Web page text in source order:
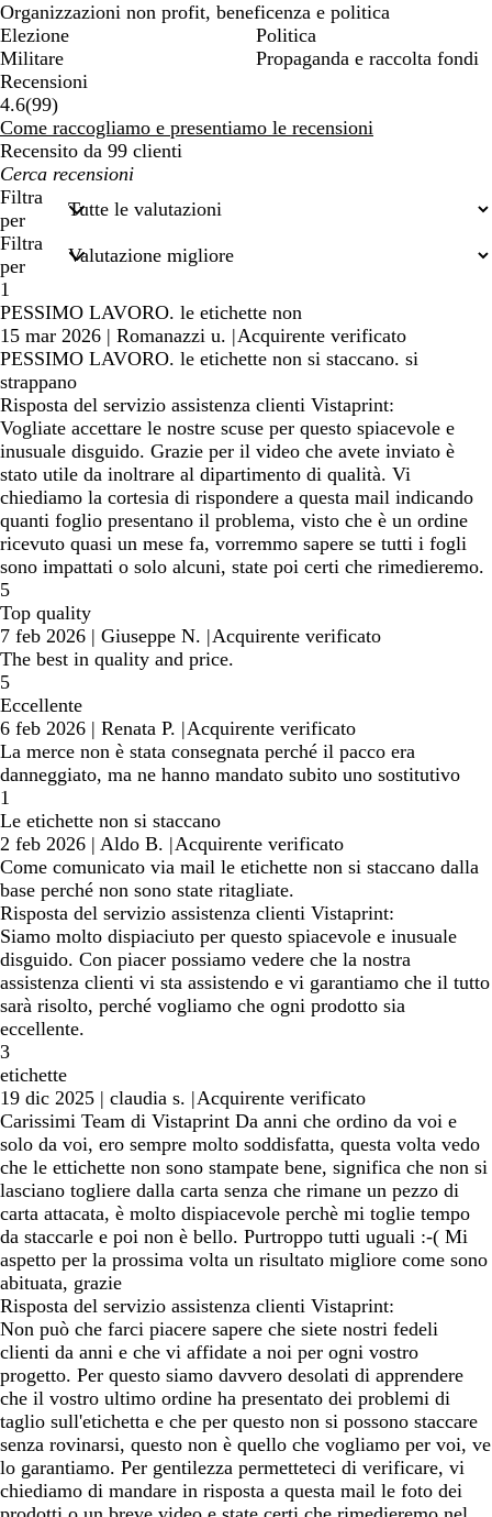
Organizzazioni non profit, beneficenza e politica
Elezione
Militare
Politica
Propaganda e raccolta fondi
Recensioni
4.6(9999
recensioni
)
Come raccogliamo e presentiamo le recensioni
Recensito da 99 clienti
I
miei
termini
di
ricerca
Filtra
per
Filtra
per
1
PESSIMO LAVORO. le etichette non
15 mar 2026 | Romanazzi u. |Acquirente verificato
PESSIMO LAVORO. le etichette non si staccano. si
strappano
Risposta del servizio assistenza clienti Vistaprint:
Vogliate accettare le nostre scuse per questo spiacevole e
inusuale disguido. Grazie per il video che avete inviato è
stato utile da inoltrare al dipartimento di qualità. Vi
chiediamo la cortesia di rispondere a questa mail indicando
quanti foglio presentano il problema, visto che è un ordine
ricevuto quasi un mese fa, vorremmo sapere se tutti i fogli
sono impattati o solo alcuni, state poi certi che rimedieremo.
5
Top quality
7 feb 2026 | Giuseppe N. |Acquirente verificato
The best in quality and price.
5
Eccellente
6 feb 2026 | Renata P. |Acquirente verificato
La merce non è stata consegnata perché il pacco era
danneggiato, ma ne hanno mandato subito uno sostitutivo
1
Le etichette non si staccano
2 feb 2026 | Aldo B. |Acquirente verificato
Come comunicato via mail le etichette non si staccano dalla
base perché non sono state ritagliate.
Risposta del servizio assistenza clienti Vistaprint:
Siamo molto dispiaciuto per questo spiacevole e inusuale
disguido. Con piacer possiamo vedere che la nostra
assistenza clienti vi sta assistendo e vi garantiamo che il tutto
sarà risolto, perché vogliamo che ogni prodotto sia
eccellente.
3
etichette
19 dic 2025 | claudia s. |Acquirente verificato
Carissimi Team di Vistaprint Da anni che ordino da voi e
solo da voi, ero sempre molto soddisfatta, questa volta vedo
che le ettichette non sono stampate bene, significa che non si
lasciano togliere dalla carta senza che rimane un pezzo di
carta attacata, è molto dispiacevole perchè mi toglie tempo
da staccarle e poi non è bello. Purtroppo tutti uguali :-( Mi
aspetto per la prossima volta un risultato migliore come sono
abituata, grazie
Risposta del servizio assistenza clienti Vistaprint:
Non può che farci piacere sapere che siete nostri fedeli
clienti da anni e che vi affidate a noi per ogni vostro
progetto. Per questo siamo davvero desolati di apprendere
che il vostro ultimo ordine ha presentato dei problemi di
taglio sull'etichetta e che per questo non si possono staccare
senza rovinarsi, questo non è quello che vogliamo per voi, ve
lo garantiamo. Per gentilezza permetteteci di verificare, vi
chiediamo di mandare in risposta a questa mail le foto dei